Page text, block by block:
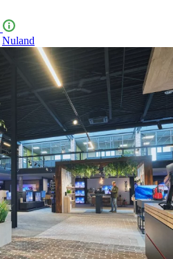
Nuland